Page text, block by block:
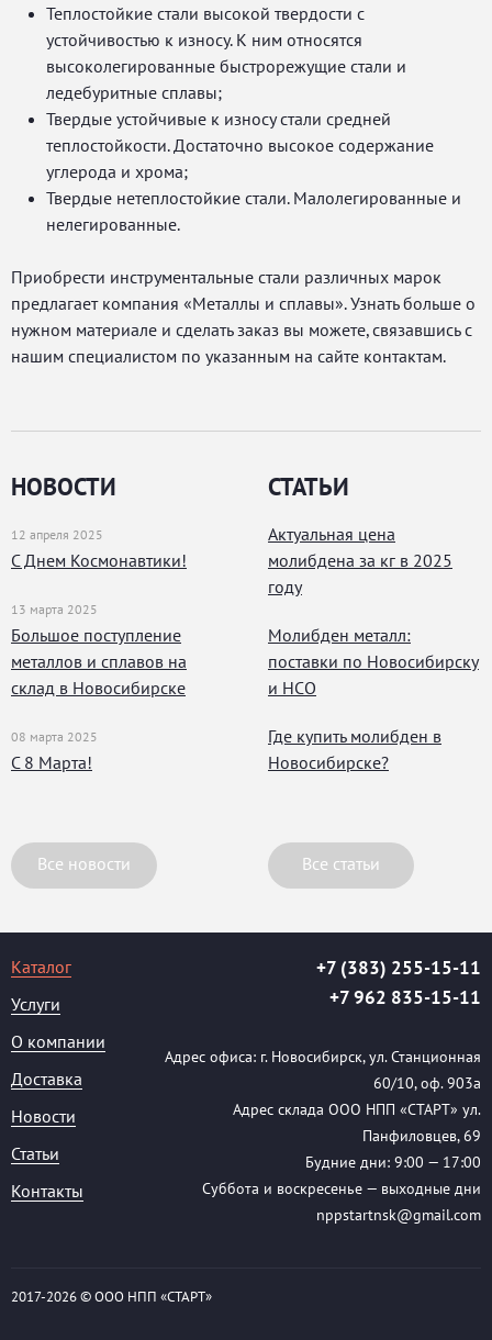
Теплостойкие стали высокой твердости с
устойчивостью к износу. К ним относятся
высоколегированные быстрорежущие стали и
ледебуритные сплавы;
Твердые устойчивые к износу стали средней
теплостойкости. Достаточно высокое содержание
углерода и хрома;
Твердые нетеплостойкие стали. Малолегированные и
нелегированные.
Приобрести инструментальные стали различных марок
предлагает компания «Металлы и сплавы». Узнать больше о
нужном материале и сделать заказ вы можете, связавшись с
нашим специалистом по указанным на сайте контактам.
НОВОСТИ
12 апреля 2025
С Днем Космонавтики!
13 марта 2025
Большое поступление
металлов и сплавов на
склад в Новосибирске
08 марта 2025
С 8 Марта!
Все новости
СТАТЬИ
Актуальная цена
молибдена за кг в 2025
году
Молибден металл:
поставки по Новосибирску
и НСО
Где купить молибден в
Новосибирске?
Все статьи
Каталог
Услуги
О компании
Доставка
Новости
Статьи
Контакты
+7 (383) 255-15-11
+7 962 835-15-11
Адрес офиса: г. Новосибирск, ул. Станционная
60/10, оф. 903а
Адрес склада ООО НПП «СТАРТ» ул.
Панфиловцев, 69
Будние дни: 9:00 — 17:00
Суббота и воскресенье — выходные дни
nppstartnsk@gmail.com
2017-2026 © ООО НПП «СТАРТ»